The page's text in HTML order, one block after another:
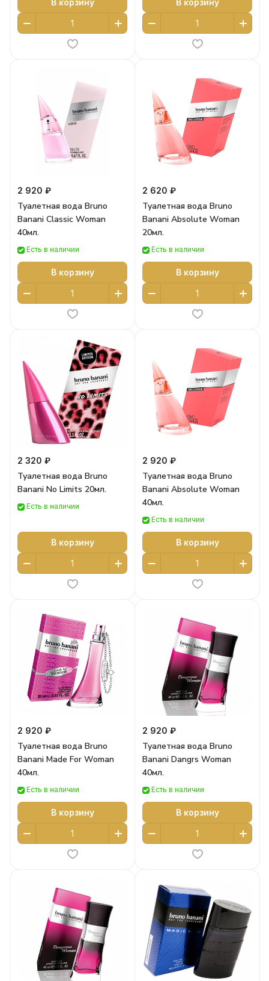
2 920 ₽
Туалетная вода Bruno
Banani Classic Woman
40мл.
Есть в наличии
В корзину
2 620 ₽
Туалетная вода Bruno
Banani Absolute Woman
20мл.
Есть в наличии
В корзину
2 320 ₽
Туалетная вода Bruno
Banani No Limits 20мл.
Есть в наличии
В корзину
2 920 ₽
Туалетная вода Bruno
Banani Absolute Woman
40мл.
Есть в наличии
В корзину
2 920 ₽
Туалетная вода Bruno
Banani Made For Woman
40мл.
Есть в наличии
В корзину
2 920 ₽
Туалетная вода Bruno
Banani Dangrs Woman
40мл.
Есть в наличии
В корзину